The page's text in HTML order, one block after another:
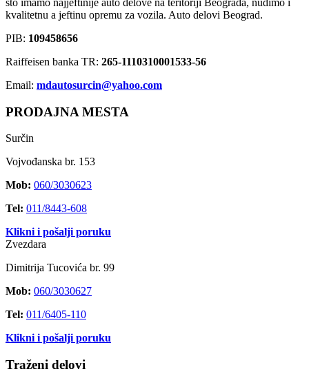
što imamo najjeftinije auto delove na teritoriji Beograda, nudimo i
kvalitetnu a jeftinu opremu za vozila. Auto delovi Beograd.
PIB: 109458656
Raiffeisen banka TR: 265-1110310001533-56
Email: mdautosurcin@yahoo.com
PRODAJNA MESTA
Surčin
Vojvođanska br. 153
Mob: 060/3030623
Tel: 011/8443-608
Klikni i pošalji poruku
Zvezdara
Dimitrija Tucovića br. 99
Mob: 060/3030627
Tel: 011/6405-110
Klikni i pošalji poruku
Traženi delovi